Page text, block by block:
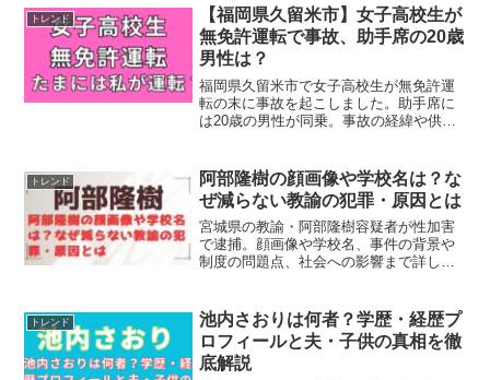
氏や結婚の噂も公式情報をもとに整理
し、初めて知る人にも全体像がつかめま
す。
トレンド
【福岡県久留米市】女子高校生が
無免許運転で事故、助手席の20歳
男性は？
福岡県久留米市で女子高校生が無免許運
転の末に事故を起こしました。助手席に
は20歳の男性が同乗。事故の経緯や供述
トレンド
阿部隆樹の顔画像や学校名は？な
ぜ減らない教諭の犯罪・原因とは
宮城県の教諭・阿部隆樹容疑者が性加害
で逮捕。顔画像や学校名、事件の背景や
制度の問題点、社会への影響まで詳しく
トレンド
池内さおりは何者？学歴・経歴プ
ロフィールと夫・子供の真相を徹
底解説